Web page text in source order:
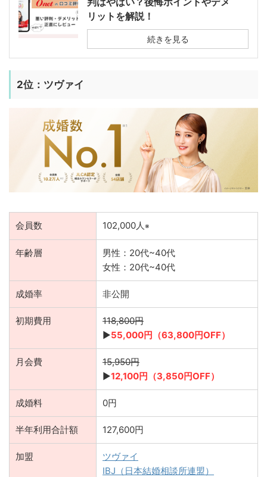
リットを解説！
続きを見る
2位：ツヴァイ
会員数 102,000人 ※
年齢層
男性：20代~40代
女性：20代~40代
成婚率 非公開
初期費用
118,800円
▶︎55,000円（63,800円OFF）
月会費
15,950円
▶︎12,100円（3,850円OFF）
成婚料 0円
半年利用合計額 127,600円
加盟
ツヴァイ
IBJ（日本結婚相談所連盟）